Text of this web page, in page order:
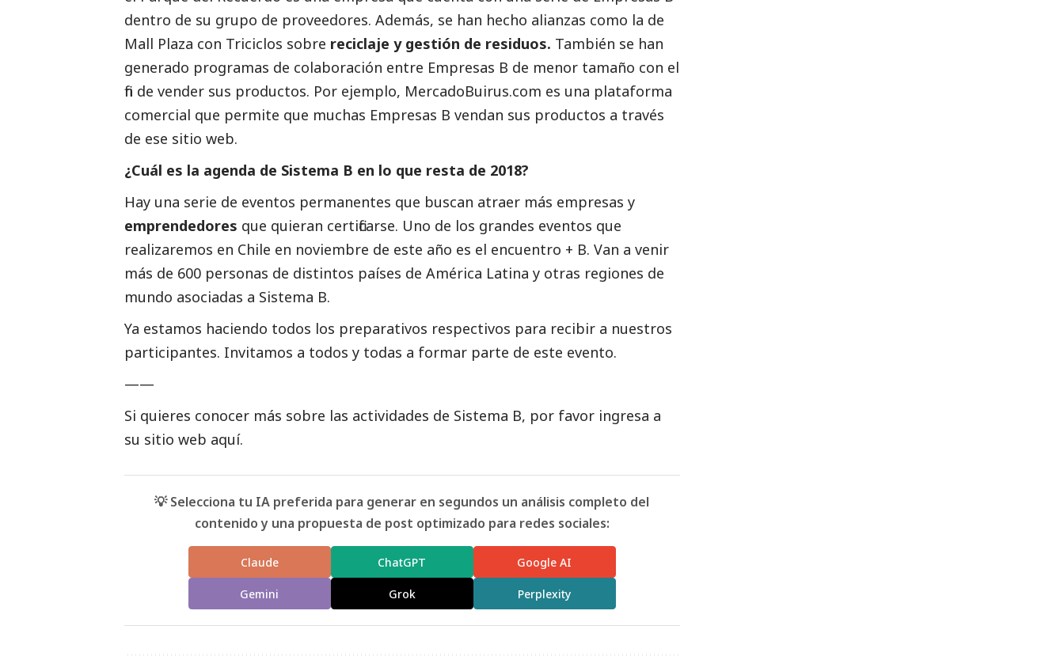
dentro de su grupo de proveedores. Además, se han hecho alianzas como la de
Mall Plaza con Triciclos sobre reciclaje y gestión de residuos. También se han
generado programas de colaboración entre Empresas B de menor tamaño con el
fin de vender sus productos. Por ejemplo, MercadoBuirus.com es una plataforma
comercial que permite que muchas Empresas B vendan sus productos a través
de ese sitio web.
¿Cuál es la agenda de Sistema B en lo que resta de 2018?
Hay una serie de eventos permanentes que buscan atraer más empresas y
emprendedores que quieran certificarse. Uno de los grandes eventos que
realizaremos en Chile en noviembre de este año es el encuentro + B. Van a venir
más de 600 personas de distintos países de América Latina y otras regiones de
mundo asociadas a Sistema B.
Ya estamos haciendo todos los preparativos respectivos para recibir a nuestros
participantes. Invitamos a todos y todas a formar parte de este evento.
——
Si quieres conocer más sobre las actividades de Sistema B, por favor ingresa a
su sitio web aquí.
💡 Selecciona tu IA preferida para generar en segundos un análisis completo del
contenido y una propuesta de post optimizado para redes sociales:
Claude ChatGPT Google AI
Gemini Grok Perplexity